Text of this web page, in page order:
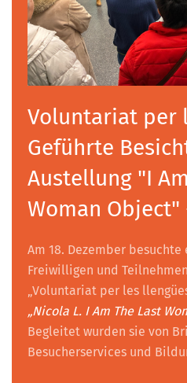
Voluntariat per
Geführte
Austellung "I
Woman Object"
Am 18. Dezember besuchte
Freiwilligen und
„Voluntariat per les
„Nicola L. I Am The Last
Begleitet wurden sie von
Besucherservices und